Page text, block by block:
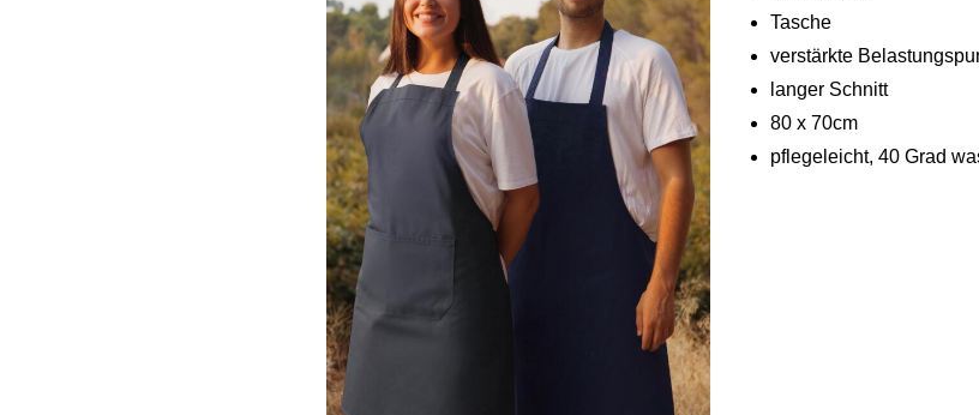
Tasche
verstärkte
langer Schnitt
80 x 70cm
pflegeleicht, 40 Grad